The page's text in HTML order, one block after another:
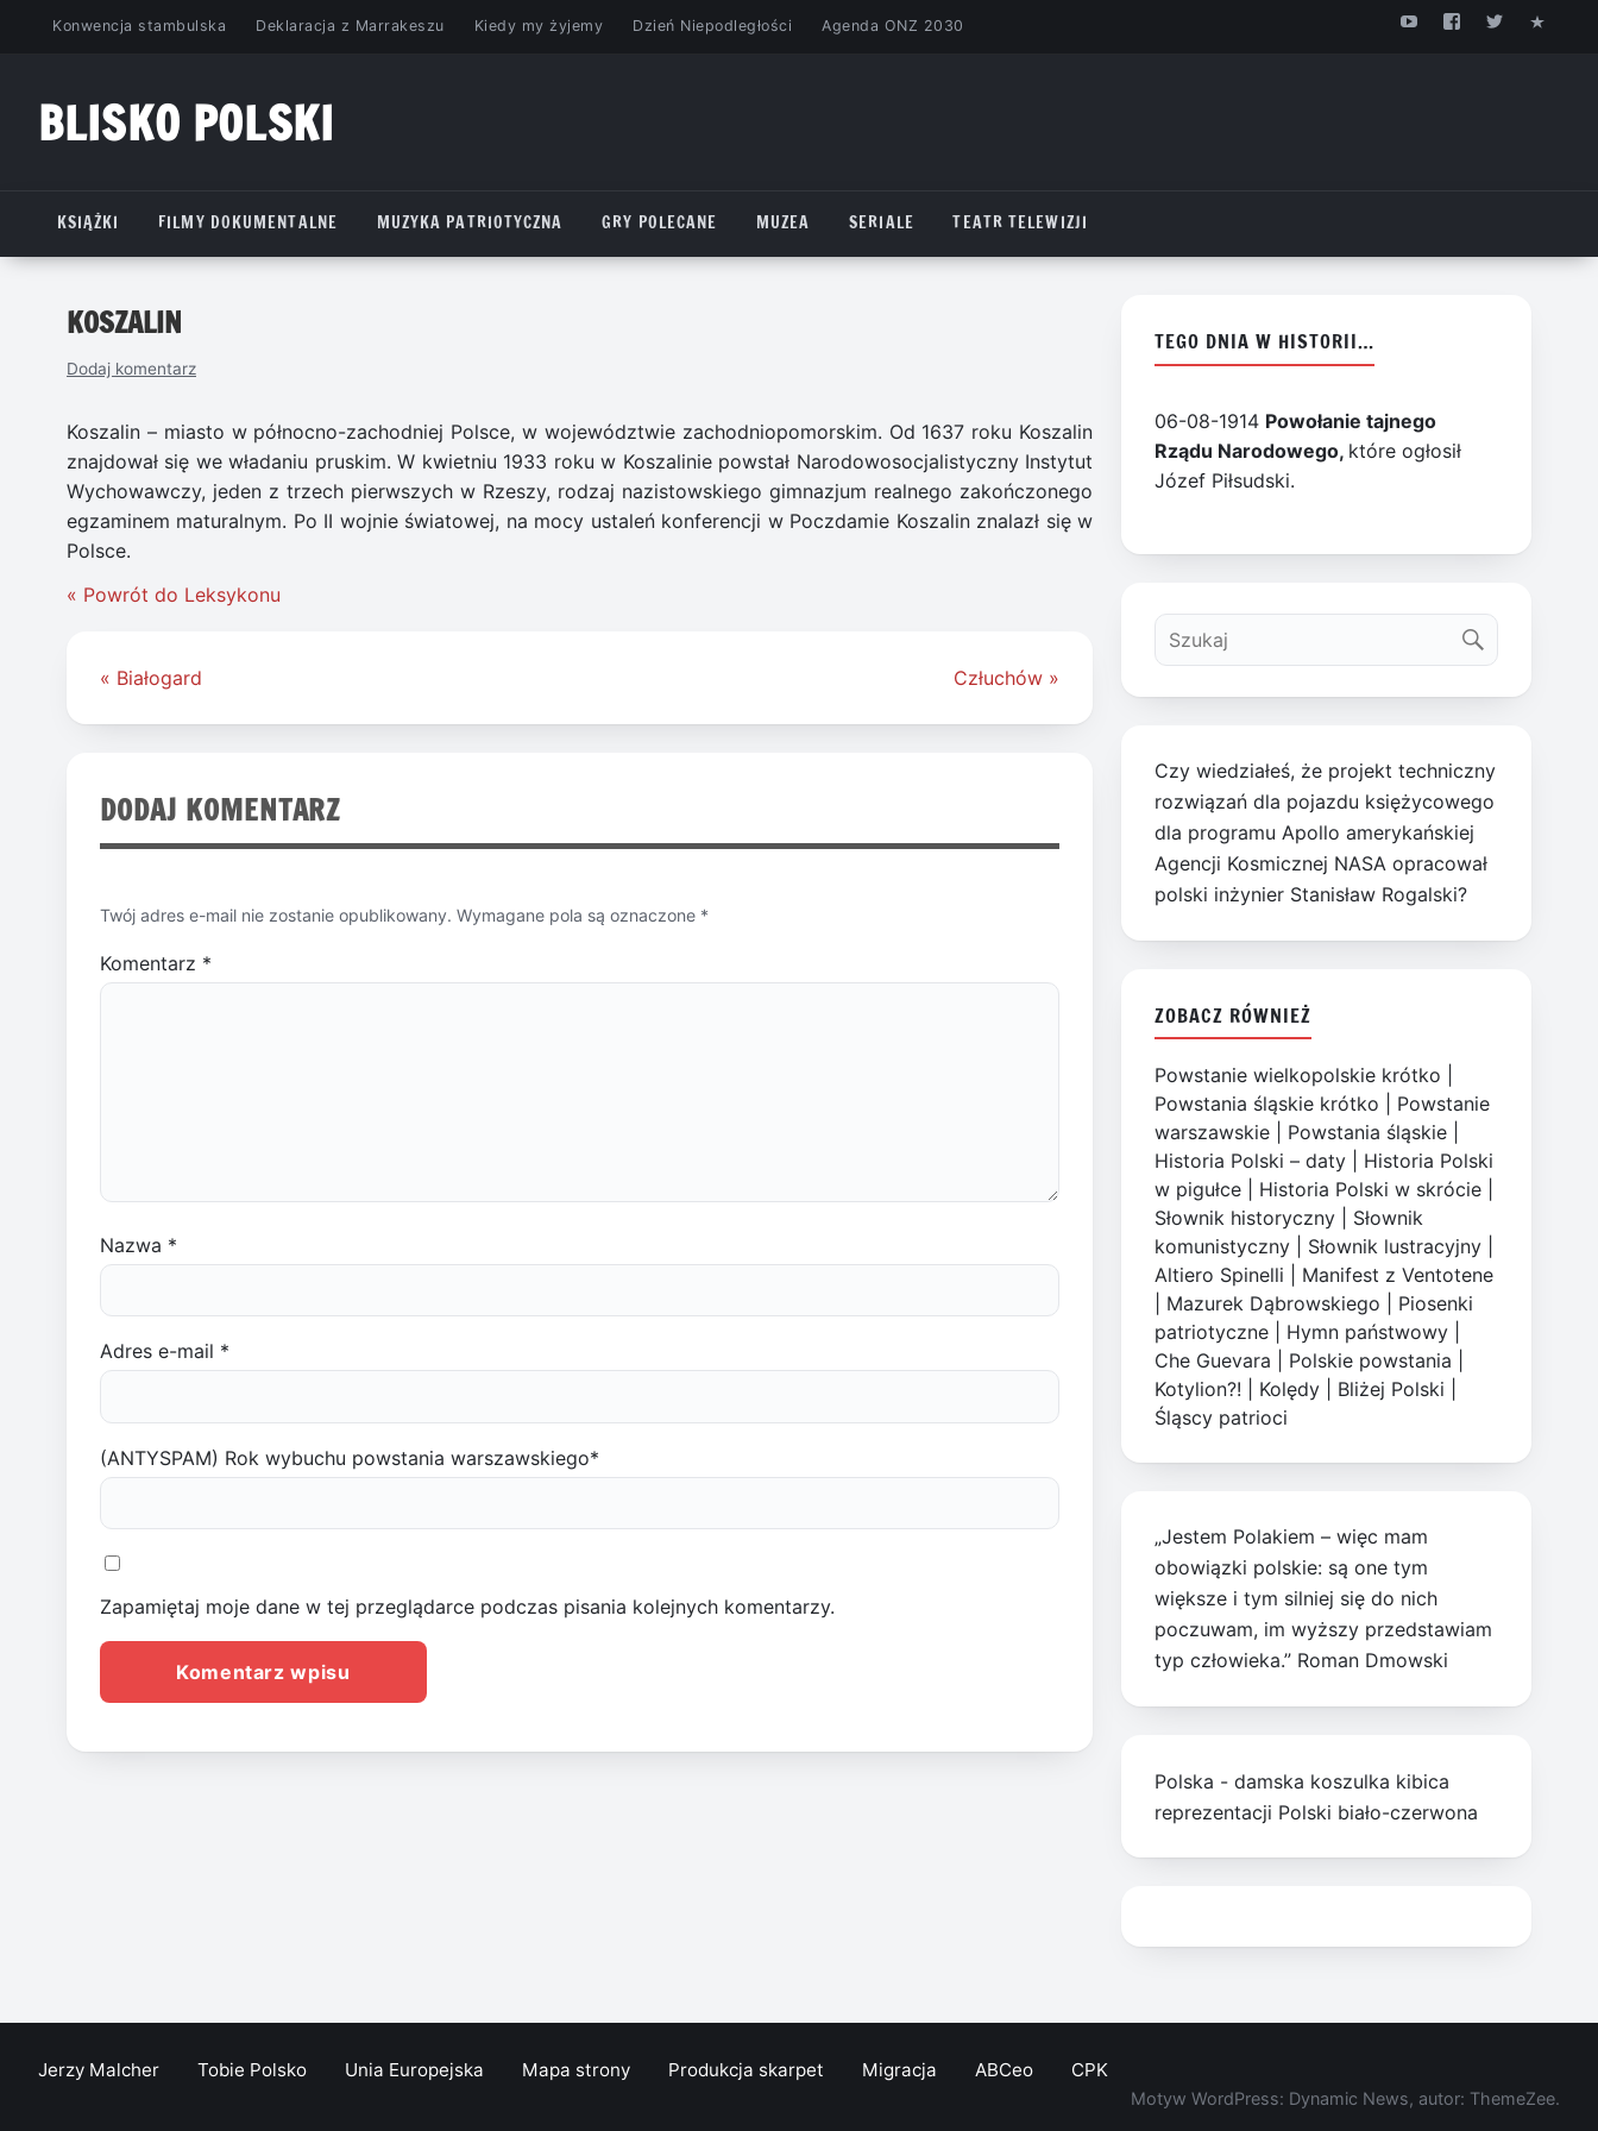
PrzejdźKonwencja stambulska Deklaracja z Marrakeszu Kiedy my żyjemy Dzień Niepodległości Agenda ONZ 2030
BLISKO POLSKI
KSIĄŻKI
FILMY DOKUMENTALNE MUZYKA PATRIOTYCZNA GRY POLECANE MUZEA SERIALE TEATR TELEWIZJI
KOSZALIN
Dodaj komentarz
Koszalin – miasto w północno-zachodniej Polsce, w województwie zachodniopomorskim. Od 1637 roku Koszalin
znajdował się we władaniu pruskim. W kwietniu 1933 roku w Koszalinie powstał Narodowosocjalistyczny Instytut
Wychowawczy, jeden z trzech pierwszych w Rzeszy, rodzaj nazistowskiego gimnazjum realnego zakończonego
egzaminem maturalnym. Po II wojnie światowej, na mocy ustaleń konferencji w Poczdamie Koszalin znalazł się w
Polsce.
« Powrót do Leksykonu
Nawigacja
« Białogard Człuchów »
DODAJ KOMENTARZ
Twój adres e-mail nie zostanie opublikowany. Wymagane pola są oznaczone *
Komentarz *
Nazwa *
Adres e-mail *
(ANTYSPAM) Rok wybuchu powstania warszawskiego*
Zapamiętaj moje dane w tej przeglądarce podczas pisania kolejnych komentarzy.
TEGO DNIA W HISTORII…
06-08-1914 Powołanie tajnego
Rządu Narodowego, które ogłosił
Józef Piłsudski.
Czy wiedziałeś, że projekt techniczny
rozwiązań dla pojazdu księżycowego
dla programu Apollo amerykańskiej
Agencji Kosmicznej NASA opracował
polski inżynier Stanisław Rogalski?
ZOBACZ RÓWNIEŻ
Powstanie wielkopolskie krótko
Powstania śląskie krótko
Powstanie
warszawskie
Powstania śląskie
Historia Polski – daty
Historia Polski
w pigułce
Historia Polski w skrócie
Słownik historyczny
Słownik
komunistyczny
Słownik lustracyjny
Altiero Spinelli
Manifest z Ventotene
Mazurek Dąbrowskiego
Piosenki
patriotyczne
Hymn państwowy
Che Guevara
Polskie powstania
Kotylion?!
Kolędy Bliżej Polski
Śląscy patrioci
„Jestem Polakiem – więc mam
obowiązki polskie: są one tym
większe i tym silniej się do nich
poczuwam, im wyższy przedstawiam
typ człowieka.” Roman Dmowski
Polska - damska koszulka kibica
reprezentacji Polski biało-czerwona
Jerzy Malcher Tobie Polsko Unia Europejska Mapa strony Produkcja skarpet Migracja ABCeo CPK
Motyw WordPress: Dynamic News, autor: ThemeZee.